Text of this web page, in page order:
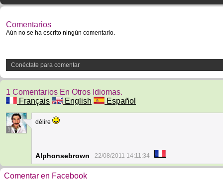
Comentarios
Aún no se ha escrito ningún comentario.
Conéctate para comentar
1 Comentarios En Otros Idiomas.
Français
English Español
1
délire
Alphonsebrown 22/08/2011 14:11:34
Comentar en Facebook